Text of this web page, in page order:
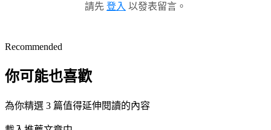
請先 登入 以發表留言。
Recommended
你可能也喜歡
為你精選 3 篇值得延伸閱讀的內容